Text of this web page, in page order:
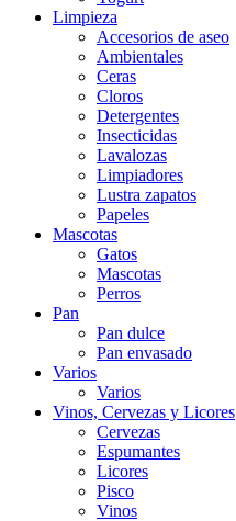
Limpieza
Accesorios de aseo
Ambientales
Ceras
Cloros
Detergentes
Insecticidas
Lavalozas
Limpiadores
Lustra zapatos
Papeles
Mascotas
Gatos
Mascotas
Perros
Pan
Pan dulce
Pan envasado
Varios
Varios
Vinos, Cervezas y Licores
Cervezas
Espumantes
Licores
Pisco
Vinos